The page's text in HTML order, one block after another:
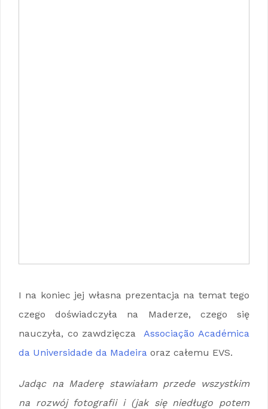
I na koniec jej własna prezentacja na temat tego
czego doświadczyła na Maderze, czego się
nauczyła, co zawdzięczaAssociação Académica
da Universidade da Madeira oraz całemu EVS.
Jadąc na Maderę stawiałam przede wszystkim
na rozwój fotografii i (jak się niedługo potem